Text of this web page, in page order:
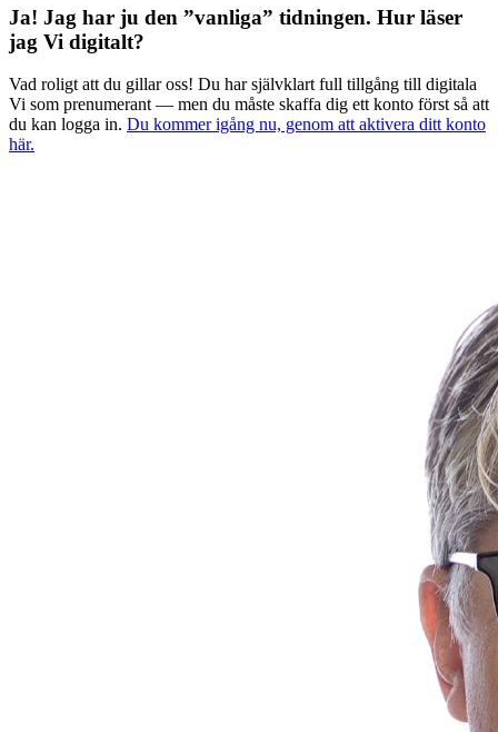
Ja! Jag har ju den ”vanliga” tidningen. Hur läser
jag Vi digitalt?
Vad roligt att du gillar oss! Du har självklart full tillgång till digitala
Vi som prenumerant — men du måste skaffa dig ett konto först så att
du kan logga in. Du kommer igång nu, genom att aktivera ditt konto
här.